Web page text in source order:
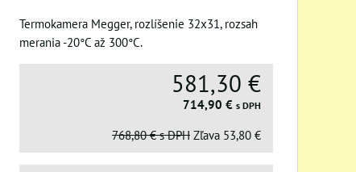
Termokamera Megger, rozlíšenie 32x31, rozsah
merania -20°C až 300°C.
581,30 €
714,90 € s DPH
768,80 € s DPH Zľava 53,80 €